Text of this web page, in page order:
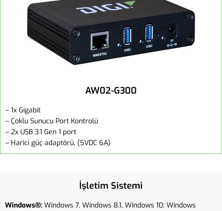
AW02-G300
– 1x Gigabit
– Çoklu Sunucu Port Kontrolü
– 2x USB 3.1 Gen 1 port
– Harici güç adaptörü, (5VDC 6A)
İşletim Sistemi
Windows®: Windows 7, Windows 8.1, Windows 10; Windows